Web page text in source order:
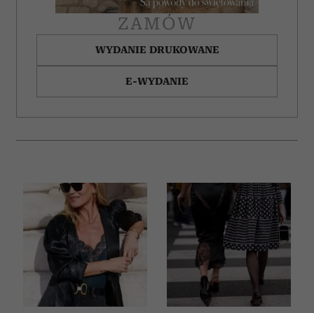
ZAMÓW
WYDANIE DRUKOWANE
E-WYDANIE